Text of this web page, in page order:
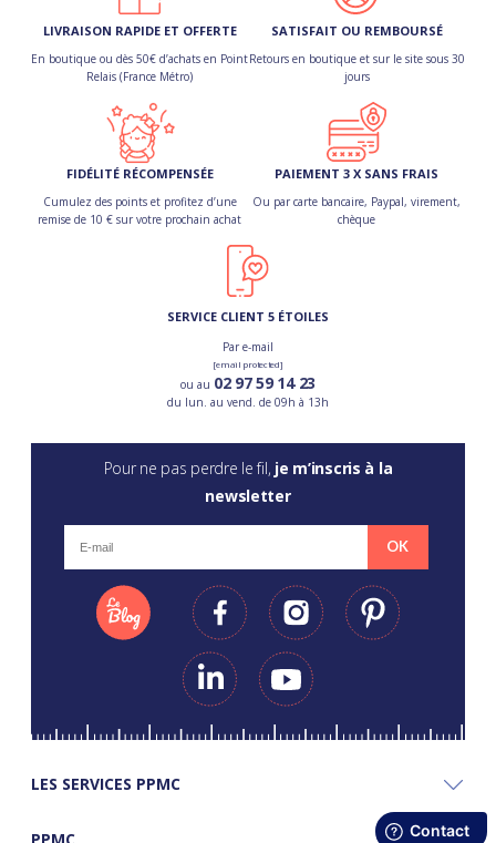
LIVRAISON RAPIDE ET OFFERTE
En boutique ou dès 50€ d’achats en Point
Relais (France Métro)
SATISFAIT OU REMBOURSÉ
Retours en boutique et sur le site sous 30
jours
FIDÉLITÉ RÉCOMPENSÉE
Cumulez des points et profitez d’une
remise de 10 € sur votre prochain achat
PAIEMENT 3 X SANS FRAIS
Ou par carte bancaire, Paypal, virement,
chèque
SERVICE CLIENT 5 ÉTOILES
Par e-mail
[email protected]
ou au 02 97 59 14 23
du lun. au vend. de 09h à 13h
Pour ne pas perdre le fil, je m’inscris à la
newsletter
OK
LES SERVICES PPMC